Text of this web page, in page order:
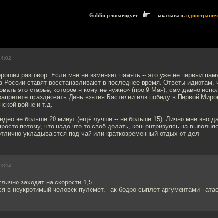
Goblin рекомендует заказывать
разговор. Если мне не изменяет память -- это уже не первый
России ставят-восстанавливают в последнее время. Ответы идиотам,
это старьё, которое н кому не нужно» (про 9 Мая), сам давно
праздновать День взятия Бастилии или победу в Первой
войне и т.д.
не больше 20 минут (ещё лучше -- не больше 15). Лично мне
потому, что надо что-то своё делать, концентрируясь на
укладываются под чай или кратковременный отдых от дел.
заходят на скорости 1,5.
в неукротимый человек-пулемет. Так бодро сыплет аргументами -